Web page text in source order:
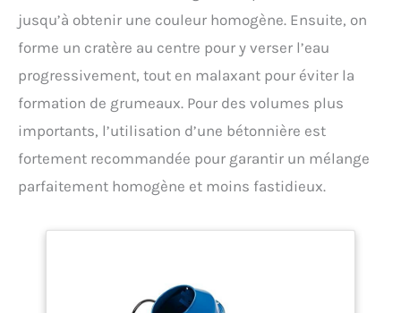
jusqu’à obtenir une couleur homogène. Ensuite, on
forme un cratère au centre pour y verser l’eau
progressivement, tout en malaxant pour éviter la
formation de grumeaux. Pour des volumes plus
importants, l’utilisation d’une bétonnière est
fortement recommandée pour garantir un mélange
parfaitement homogène et moins fastidieux.